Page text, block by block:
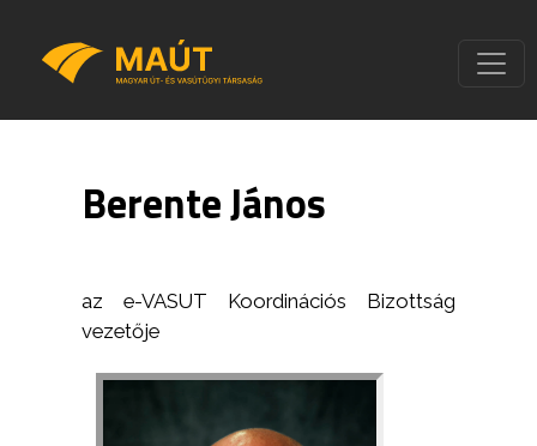
Berente János
az e-VASUT Koordinációs Bizottság
vezetője